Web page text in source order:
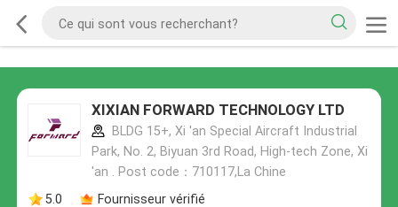
XIXIAN FORWARD TECHNOLOGY LTD
BLDG 15+, Xi 'an Special Aircraft Industrial
Park, No. 2, Biyuan 3rd Road, High-tech Zone, Xi
'an . Post code：710117,La Chine
5.0
Fournisseur vérifié